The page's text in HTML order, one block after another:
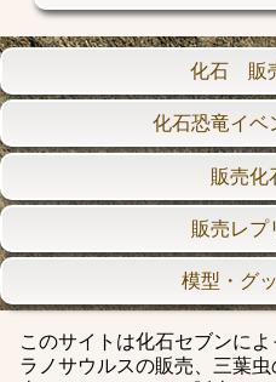
化石 販
化石恐竜イベ
販売化
販売レプ
模型・グ
このサイトは化石セブンに
ラノサウルスの販売、三葉